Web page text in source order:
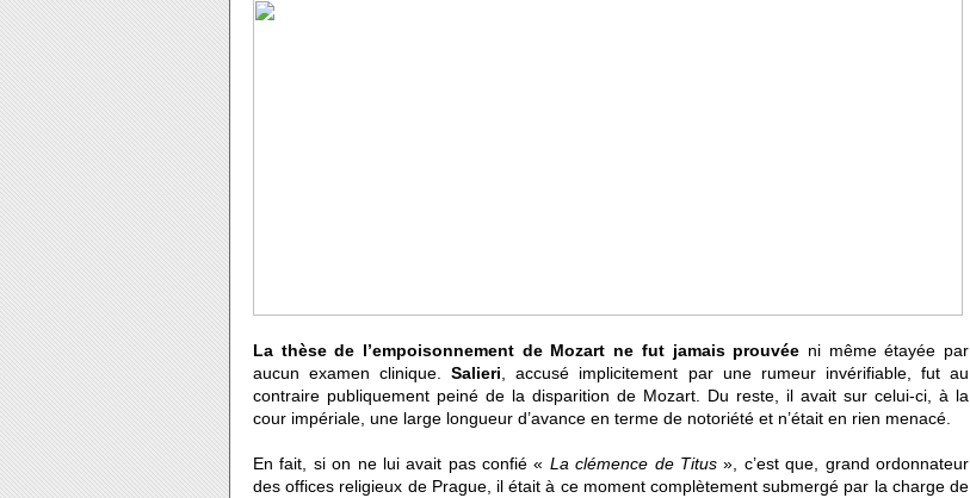
La thèse de l’empoisonnement de Mozart ne fut jamais prouvée ni même étayée par
aucun examen clinique.Salieri , accusé implicitement par une rumeur invérifiable, fut au
contraire publiquement peiné de la disparition de Mozart. Du reste, il avait sur celui-ci, à la
cour impériale, une large longueur d’avance en terme de notoriété et n’était en rien menacé.
En fait, si on ne lui avait pas confié « La clémence de Titus », c’est que, grand ordonnateur
des offices religieux de Prague, il était à ce moment complètement submergé par la charge de